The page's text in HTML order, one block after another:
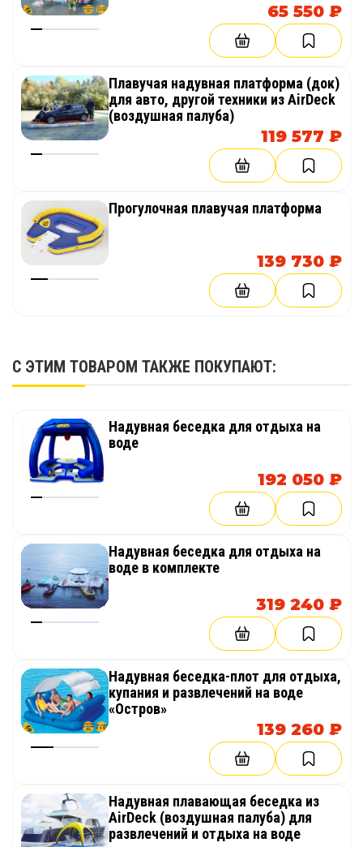
65 550 ₽
Плавучая надувная платформа (док)
для авто, другой техники из AirDeck
(воздушная палуба)
119 577 ₽
Прогулочная плавучая платформа
139 730 ₽
С ЭТИМ ТОВАРОМ ТАКЖЕ ПОКУПАЮТ:
Надувная беседка для отдыха на
воде
192 050 ₽
Надувная беседка для отдыха на
воде в комплекте
319 240 ₽
Надувная беседка-плот для отдыха,
купания и развлечений на воде
«Остров»
139 260 ₽
Надувная плавающая беседка из
AirDeck (воздушная палуба) для
развлечений и отдыха на воде